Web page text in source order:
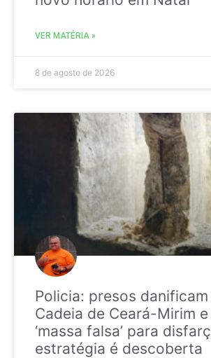
VER MATÉRIA »
8 de agosto de 2026
Policia: presos
Cadeia de Ceará-Mirim e
‘massa falsa’ para
estratégia é descoberta